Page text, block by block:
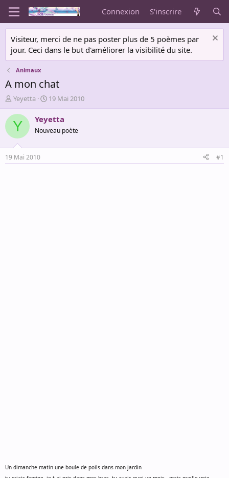
Connexion S'inscrire
Visiteur, merci de ne pas poster plus de 5 poèmes par
jour. Ceci dans le but d'améliorer la visibilité du site.
Animaux
A mon chat
A
u
t
e
r
d
e
Yeyetta
D
a
t
d
é
19 Mai 2010
Y Yeyetta
Nouveau poète
19 Mai 2010 #1
Un dimanche matin une boule de poils dans mon jardin